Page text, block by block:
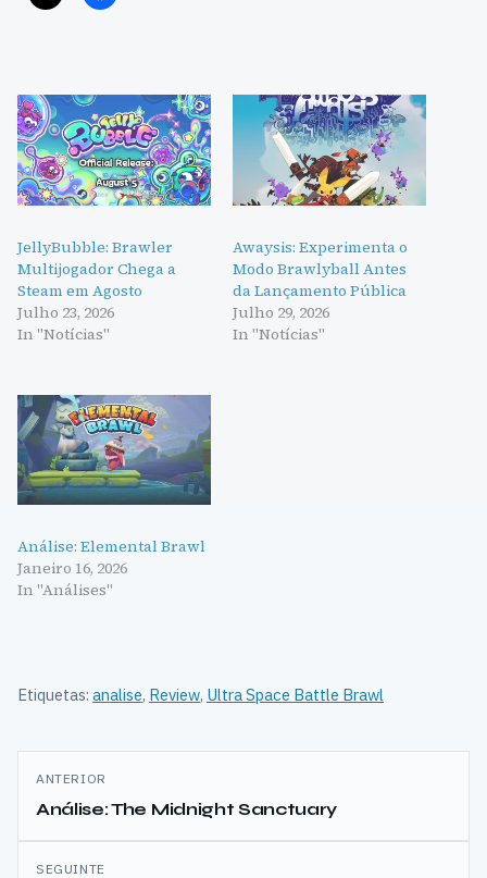
JellyBubble: Brawler
Multijogador Chega a
Steam em Agosto
Julho 23, 2026
In "Notícias"
Awaysis: Experimenta o
Modo Brawlyball Antes
da Lançamento Pública
Julho 29, 2026
In "Notícias"
Análise: Elemental Brawl
Janeiro 16, 2026
In "Análises"
Etiquetas: analise, Review, Ultra Space Battle Brawl
Navegação
de
artigos
ANTERIOR
Análise: The Midnight Sanctuary
SEGUINTE